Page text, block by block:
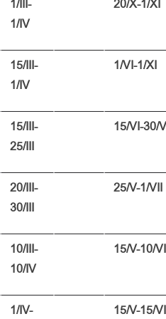
1/III-
1/IV
20/X-1/XI
15/III-
1/IV
1/VI-1/XI
15/III-
25/III
15/VI-30/
20/III-
30/III
25/V-1/VII
10/III-
10/IV
15/V-10/VI
1/IV- 15/V-15/VI